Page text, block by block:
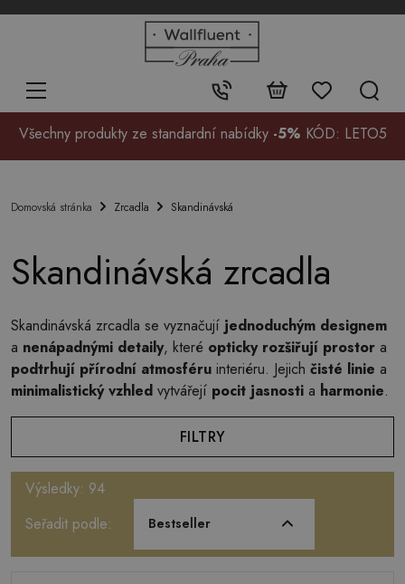
Kontakt:
+48
99
Všechny produkty ze standardní nabídky -5% KÓD: LETO5
Domovská stránka Zrcadla Skandinávská
Skandinávská zrcadla
Skandinávská zrcadla se vyznačují jednoduchým designem
a nenápadnými detaily, které opticky rozšiřují prostor a
podtrhují přírodní atmosféru interiéru. Jejich čisté linie a
minimalistický vzhled vytvářejí pocit jasnosti a harmonie.
FILTRY
Výsledky: 94
Seřadit podle:
Bestseller